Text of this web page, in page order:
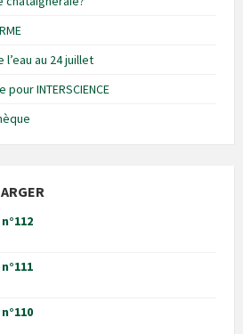
au 24 juillet
INTERSCIENCE